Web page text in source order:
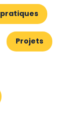
Projets